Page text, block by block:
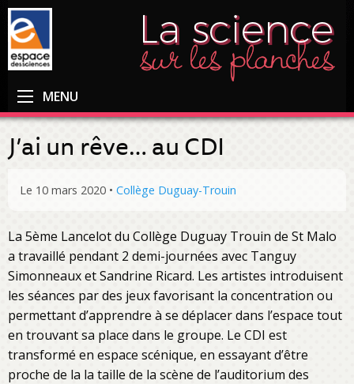
MENU
J’ai un rêve… au CDI
Le 10 mars 2020 • Collège Duguay-Trouin
La 5ème Lancelot du Collège Duguay Trouin de St Malo
a travaillé pendant 2 demi-journées avec Tanguy
Simonneaux et Sandrine Ricard. Les artistes introduisent
les séances par des jeux favorisant la concentration ou
permettant d’apprendre à se déplacer dans l’espace tout
en trouvant sa place dans le groupe. Le CDI est
transformé en espace scénique, en essayant d’être
proche de la la taille de la scène de l’auditorium des